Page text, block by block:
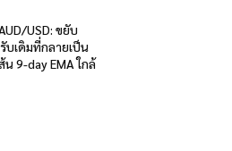
USD: ขยับ
เดิมที่กลายเป็น
9-day EMA ใกล้